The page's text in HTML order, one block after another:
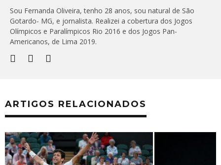
Sou Fernanda Oliveira, tenho 28 anos, sou natural de São
Gotardo- MG, e jornalista. Realizei a cobertura dos Jogos
Olímpicos e Paralímpicos Rio 2016 e dos Jogos Pan-
Americanos, de Lima 2019.
ARTIGOS RELACIONADOS